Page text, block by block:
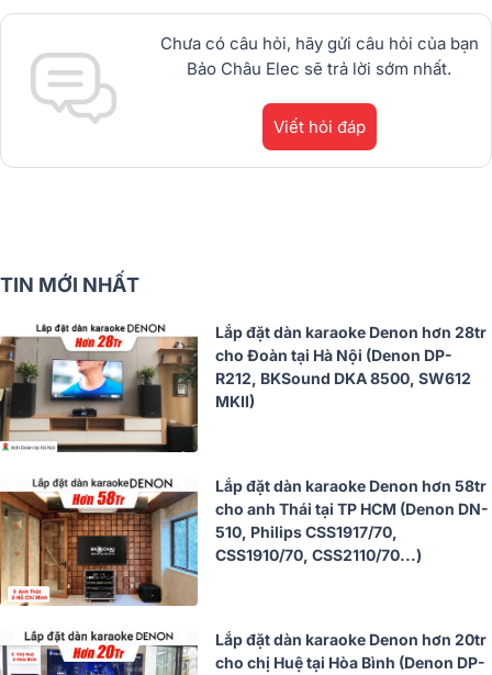
Chưa có câu hỏi, hãy gửi câu hỏi của bạn
Bảo Châu Elec sẽ trả lời sớm nhất.
Viết hỏi đáp
TIN MỚI NHẤT
Lắp đặt dàn karaoke Denon hơn 28tr
cho Đoàn tại Hà Nội (Denon DP-
R212, BKSound DKA 8500, SW612
MKII)
Lắp đặt dàn karaoke Denon hơn 58tr
cho anh Thái tại TP HCM (Denon DN-
510, Philips CSS1917/70,
CSS1910/70, CSS2110/70...)
Lắp đặt dàn karaoke Denon hơn 20tr
cho chị Huệ tại Hòa Bình (Denon DP-